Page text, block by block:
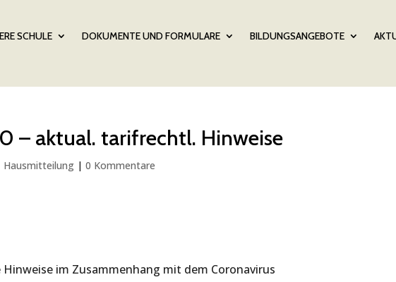
SCHULE DOKUMENTE UND FORMULARE BILDUNGSANGEBOTE
– aktual. tarifrechtl. Hinweise
Hausmitteilung |0 Kommentare
im Zusammenhang mit dem Coronavirus